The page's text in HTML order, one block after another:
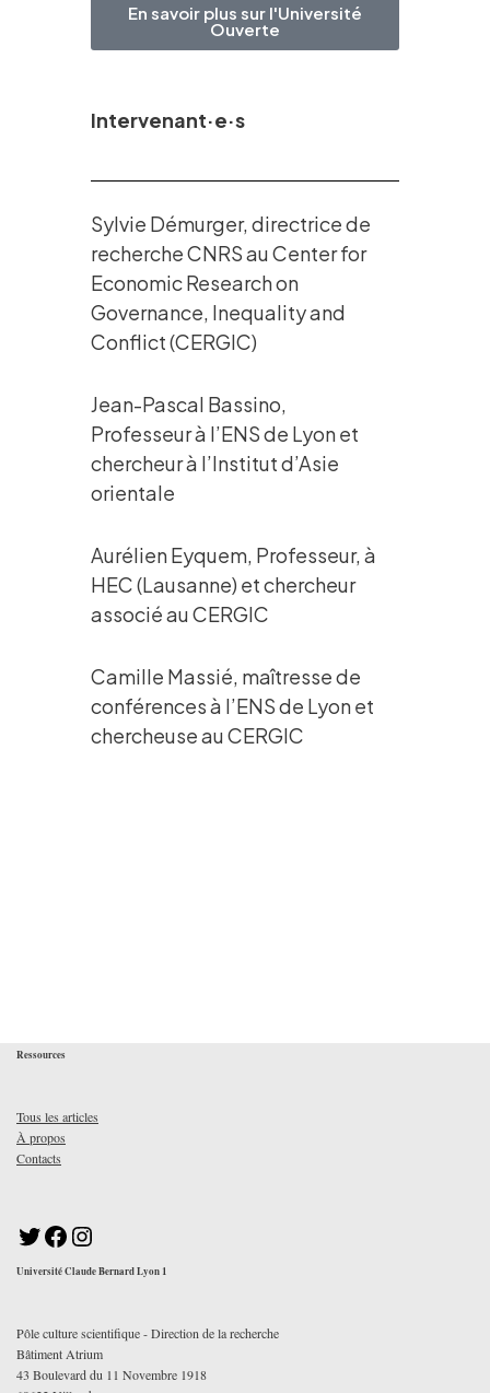
En savoir plus sur l'Université
Ouverte
Intervenant·e·s
Sylvie Démurger, directrice de
recherche CNRS au Center for
Economic Research on
Governance, Inequality and
Conflict (CERGIC)
Jean-Pascal Bassino,
Professeur à l’ENS de Lyon et
chercheur à l’Institut d’Asie
orientale
Aurélien Eyquem, Professeur, à
HEC (Lausanne) et chercheur
associé au CERGIC
Camille Massié, maîtresse de
conférences à l’ENS de Lyon et
chercheuse au CERGIC
Ressources
Tous les articles
À propos
Contacts
Université Claude Bernard Lyon 1
Pôle culture scientifique - Direction de la recherche
Bâtiment Atrium
43 Boulevard du 11 Novembre 1918